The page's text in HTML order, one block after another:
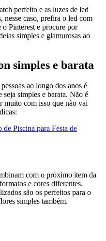
perfeito e as luzes de led
nesse caso, prefira o led com
o Pinterest e procure por
simples e glamurosas ao
simples e barata
ao longo dos anos é
simples e barata. Não é
muito com isso que não vai
de Piscina para Festa de
com o próximo item da
e cores diferentes.
são os perfeitos para o
simples também.